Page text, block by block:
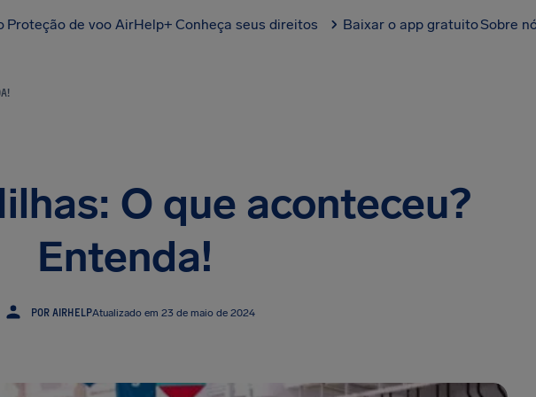
Proteção de voo AirHelp+ Conheça seus direitos Baixar o app gratuitoSobre
O que aconteceu?
Entenda!
POR AIRHELPAtualizado em 23 de maio de 2024